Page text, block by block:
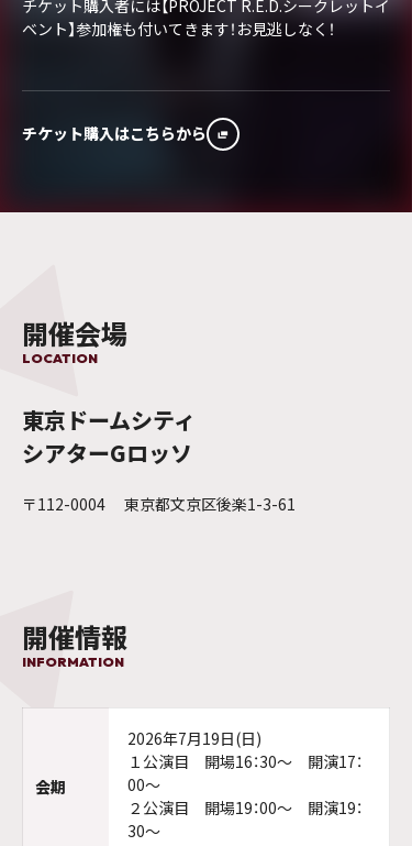
チケット購入者には【PROJECT R.E.D.シークレットイ
ベント】参加権も付いてきます！お見逃しなく！
開催会場
LOCATION
東京ドームシティ
シアターGロッソ
〒112-0004 東京都文京区後楽1-3-61
開催情報
INFORMATION
会期
2026年7月19日(日)
１公演目 開場16：30～ 開演17：
00～
２公演目 開場19：00～ 開演19：
30～